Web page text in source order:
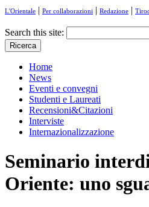
L'Orientale | Per collaborazioni | Redazione |
Search this site:
Home
News
Eventi e convegni
Studenti e Laureati
Recensioni&Citazioni
Interviste
Internazionalizzazione
Seminario
Oriente: uno